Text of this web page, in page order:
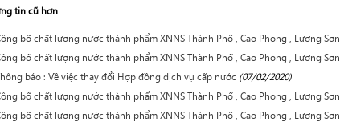
tin cũ hơn
bố chất lượng nước thành phẩm XNNS Thành Phố , Cao Phong , Lương Sơn
bố chất lượng nước thành phẩm XNNS Thành Phố , Cao Phong , Lương Sơn
báo : Về việc thay đổi Hợp đồng dịch vụ cấp nước (07/02/2020)
bố chất lượng nước thành phẩm XNNS Thành Phố , Cao Phong , Lương Sơn
bố chất lượng nước thành phẩm XNNS Thành Phố , Cao Phong , Lương Sơn